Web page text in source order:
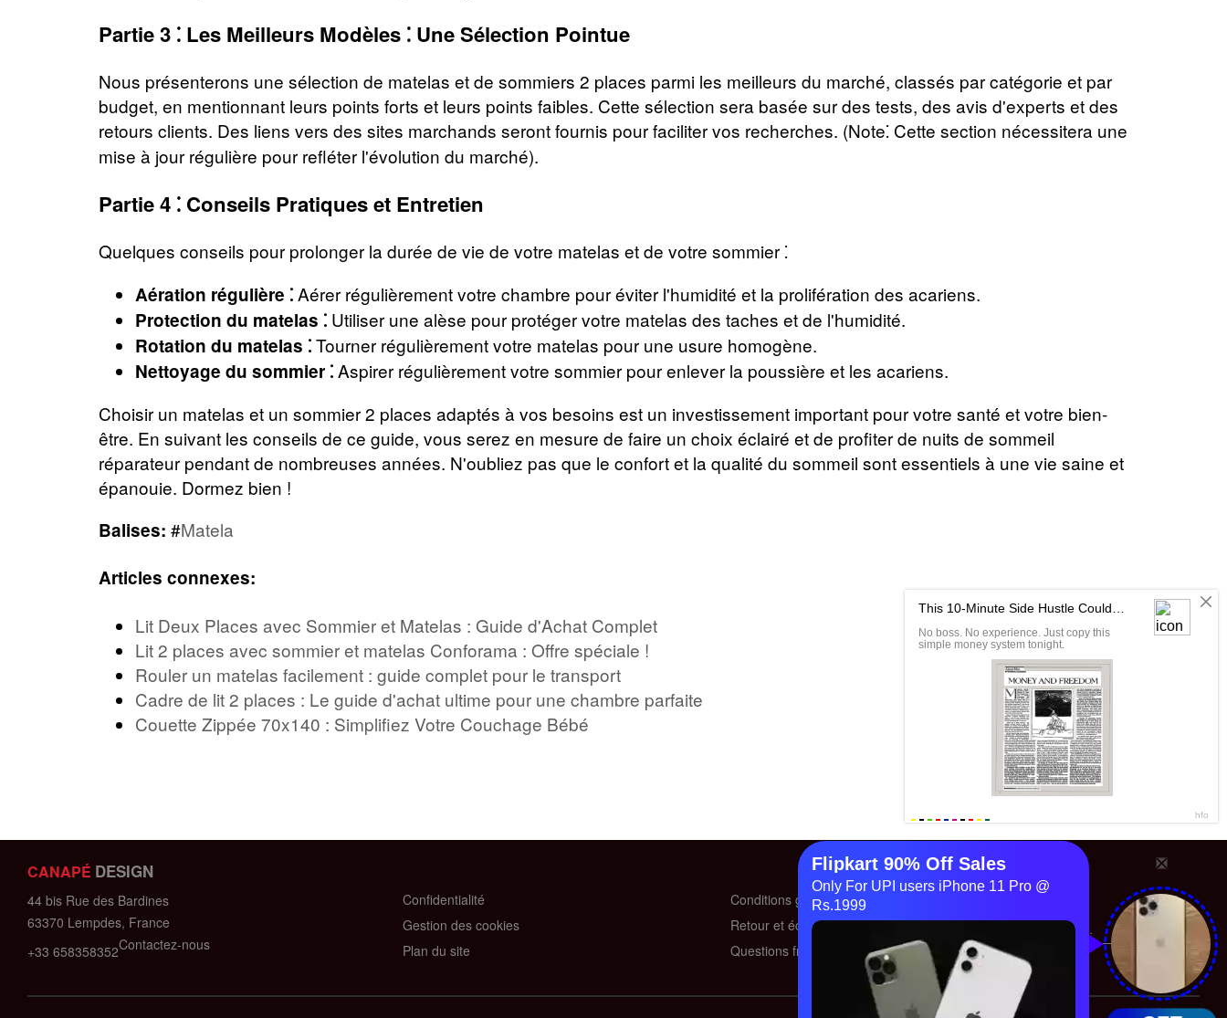
Partie 3 ⁚ Les Meilleurs Modèles ⁚ Une Sélection Pointue
Nous présenterons une sélection de matelas et de sommiers 2 places parmi les meilleurs du marché, classés par catégorie et par
budget, en mentionnant leurs points forts et leurs points faibles. Cette sélection sera basée sur des tests, des avis d'experts et des
retours clients. Des liens vers des sites marchands seront fournis pour faciliter vos recherches. (Note⁚ Cette section nécessitera une
mise à jour régulière pour refléter l'évolution du marché).
Partie 4 ⁚ Conseils Pratiques et Entretien
Quelques conseils pour prolonger la durée de vie de votre matelas et de votre sommier ⁚
Aération régulière ⁚Aérer régulièrement votre chambre pour éviter l'humidité et la prolifération des acariens.
Protection du matelas ⁚Utiliser une alèse pour protéger votre matelas des taches et de l'humidité.
Rotation du matelas ⁚Tourner régulièrement votre matelas pour une usure homogène.
Nettoyage du sommier ⁚Aspirer régulièrement votre sommier pour enlever la poussière et les acariens.
Choisir un matelas et un sommier 2 places adaptés à vos besoins est un investissement important pour votre santé et votre bien-
être. En suivant les conseils de ce guide, vous serez en mesure de faire un choix éclairé et de profiter de nuits de sommeil
réparateur pendant de nombreuses années. N'oubliez pas que le confort et la qualité du sommeil sont essentiels à une vie saine et
épanouie. Dormez bien !
Balises: #Matela
Articles connexes:
Lit Deux Places avec Sommier et Matelas : Guide d'Achat Complet
Lit 2 places avec sommier et matelas Conforama : Offre spéciale !
Rouler un matelas facilement : guide complet pour le transport
Cadre de lit 2 places : Le guide d'achat ultime pour une chambre parfaite
Couette Zippée 70x140 : Simplifiez Votre Couchage Bébé
CANAPÉ DESIGN
44 bis Rue des Bardines
63370 Lempdes, France
+33 658358352
Confidentialité
Gestion des cookies
Plan du site
Conditions générales
Retour et échange
Questions fréquentes
Contactez-nous